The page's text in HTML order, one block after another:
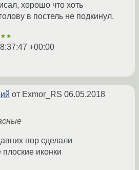
хорошо что хоть
в постель не подкинул.
+00:00
от Exmor_RS 06.05.2018
пор сделали
иконки